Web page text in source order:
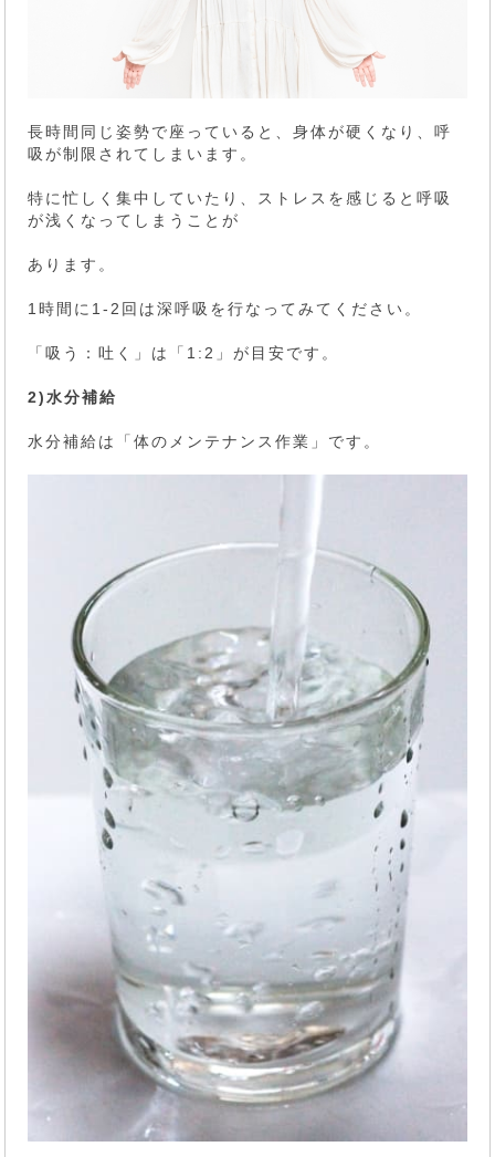
長時間同じ姿勢で座っていると、身体が硬くなり、呼
吸が制限されてしまいます。
特に忙しく集中していたり、ストレスを感じると呼吸
が浅くなってしまうことが
あります。
1時間に1-2回は深呼吸を行なってみてください。
「吸う：吐く」は「1:2」が目安です。
2)水分補給
水分補給は「体のメンテナンス作業」です。